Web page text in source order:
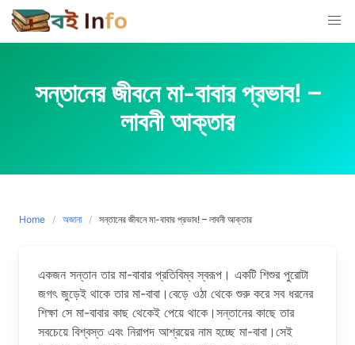
Skip
to
content
সন্তানের জীবনে মা-বাবার প্রভাব! –
লাবনী আক্তার
Home অজানা সন্তানের জীবনে মা-বাবার প্রভাব! – লাবনী আক্তার
একজন সন্তান তার মা-বাবার প্রতিবিম্ব স্বরূপ। একটি শিশুর পুরোটা
জগৎ জুড়েই থাকে তার মা-বাবা।বেড়ে ওঠা থেকে শুরু করে সব ধরনের
শিক্ষা সে মা-বাবার কাছ থেকেই পেয়ে থাকে।সন্তানের কাছে তার
সবচেয়ে বিশ্বস্ত এবং নিরাপদ আশ্রয়ের নাম হচ্ছে মা-বাবা।সেই